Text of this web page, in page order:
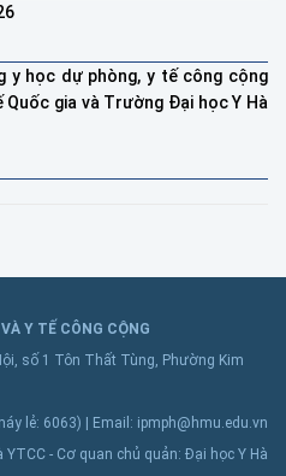
y học dự phòng, y tế công cộng
gia và Trường Đại học Y Hà
Y TẾ CÔNG CỘNG
số 1 Tôn Thất Tùng, Phường Kim
lẻ: 6063) | Email: ipmph@hmu.edu.vn
- Cơ quan chủ quản: Đại học Y Hà